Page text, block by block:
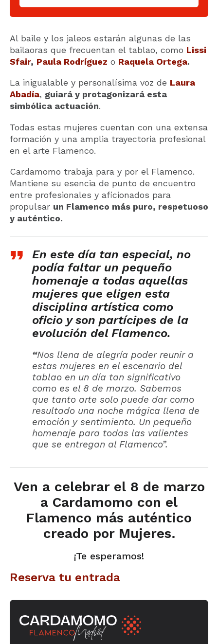
Al baile y los jaleos estarán algunas de las
bailaoras que frecuentan el tablao, como Lissi
Sfair, Paula Rodríguez o Raquela Ortega.
La inigualable y personalísima voz de Laura
Abadía, guiará y protagonizará esta
simbólica actuación.
Todas estas mujeres cuentan con una extensa
formación y una amplia trayectoria profesional
en el arte Flamenco.
Cardamomo trabaja para y por el Flamenco.
Mantiene su esencia de punto de encuentro
entre profesionales y aficionados para
propulsar un Flamenco más puro, respetuoso
y auténtico.
En este día tan especial, no
podía faltar un pequeño
homenaje a todas aquellas
mujeres que eligen esta
disciplina artística como
oficio y son partícipes de la
evolución del Flamenco.
“Nos llena de alegría poder reunir a
estas mujeres en el escenario del
tablao en un día tan significativo
como es el 8 de marzo. Sabemos
que tanto arte solo puede dar como
resultado una noche mágica llena de
emoción y sentimiento. Un pequeño
homenaje para todas las valientes
que se entregan al Flamenco”.
Ven a celebrar el 8 de marzo
a Cardamomo con el
Flamenco más auténtico
creado por Mujeres.
¡Te esperamos!
Reserva tu entrada